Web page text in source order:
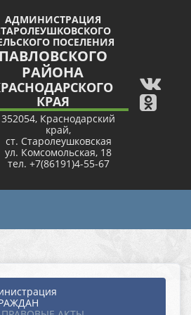
АДМИНИСТРАЦИЯ
ПОСЕЛЕНИЯ
ПАВЛОВСКОГО
РАЙОНА
КРАЯ
352054, Краснодарский
край,
ст. Старолеушковская
ул. Комсомольская, 18
тел. +7(86191)4-55-67